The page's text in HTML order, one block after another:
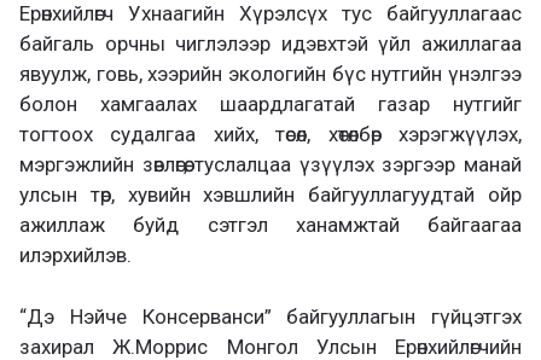
Ерөнхийлөгч Ухнаагийн Хүрэлсүх тус байгууллагаас
байгаль орчны чиглэлээр идэвхтэй үйл ажиллагаа
явуулж, говь, хээрийн экологийн бүс нутгийн үнэлгээ
болон хамгаалах шаардлагатай газар нутгийг
тогтоох судалгаа хийх, төсөл, хөтөлбөр хэрэгжүүлэх,
мэргэжлийн зөвлөгөө, туслалцаа үзүүлэх зэргээр манай
улсын төр, хувийн хэвшлийн байгууллагуудтай ойр
ажиллаж буйд сэтгэл ханамжтай байгаагаа
илэрхийлэв.
“Дэ Нэйче Консерванси” байгууллагын гүйцэтгэх
захирал Ж.Моррис Монгол Улсын Ерөнхийлөгчийн